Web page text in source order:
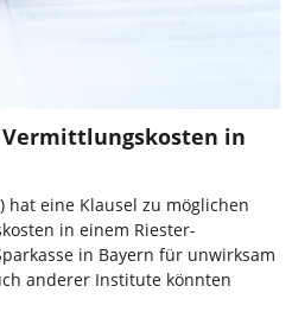
Vermittlungskosten in
hat eine Klausel zu möglichen
in einem Riester-
in Bayern für unwirksam
anderer Institute könnten